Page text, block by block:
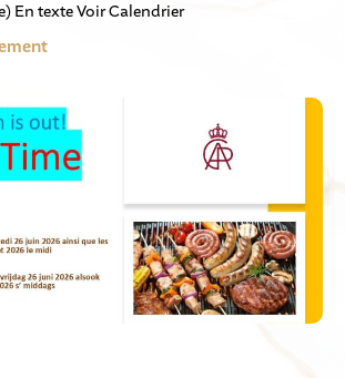
En texte Voir Calendrier